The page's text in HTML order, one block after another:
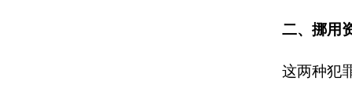
二、挪用
这两种犯